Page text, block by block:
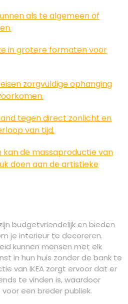
als te algemeen of
in grotere formaten voor
zorgvuldige ophanging
tegen direct zonlicht en
van tijd.
de massaproductie van
doen aan de artistieke
budgetvriendelijk en bieden
je interieur te decoreren.
kunnen mensen met elk
in hun huis zonder de bank te
van IKEA zorgt ervoor dat er
te vinden is, waardoor
een breder publiek.